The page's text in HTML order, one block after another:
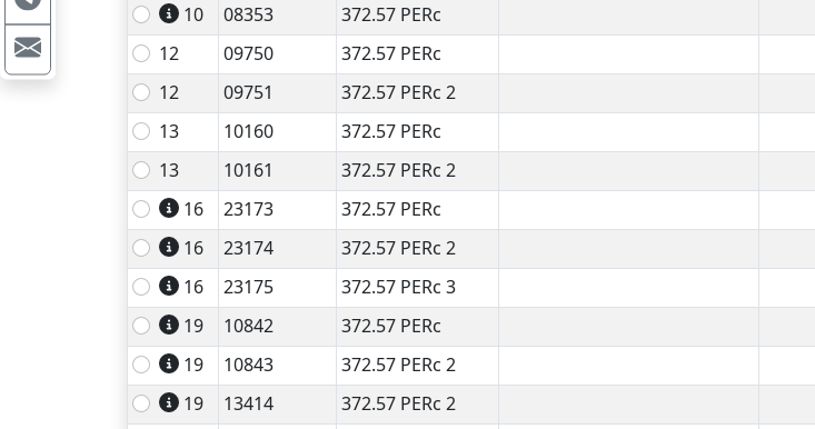
10
08353 372.57 PERc
12
09750 372.57 PERc
12
09751 372.57 PERc 2
13
10160 372.57 PERc
13
10161 372.57 PERc 2
16
23173 372.57 PERc
16
23174 372.57 PERc 2
16
23175 372.57 PERc 3
19
10842 372.57 PERc
19
10843 372.57 PERc 2
19
13414 372.57 PERc 2